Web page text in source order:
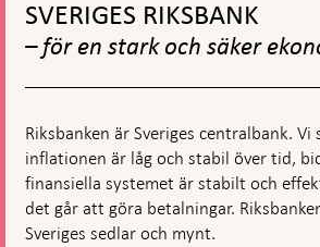
toppnavigation
SVERIGES RIKSBANK
– för en stark och säker
Riksbanken är Sveriges centralbank.
inflationen är låg och stabil över tid,
finansiella systemet är stabilt och
det går att göra betalningar.
Sveriges sedlar och mynt.